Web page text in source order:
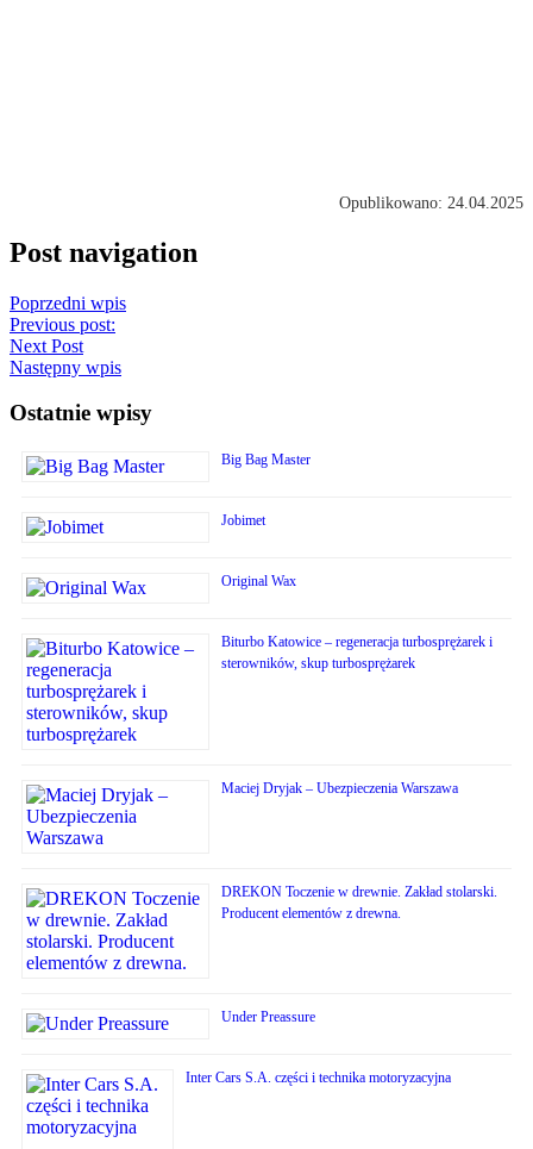
Opublikowano: 24.04.2025
Post navigation
Poprzedni wpis
Previous post:
Next Post
Następny wpis
Ostatnie wpisy
Big Bag Master
Jobimet
Original Wax
Biturbo Katowice – regeneracja turbosprężarek i
sterowników, skup turbosprężarek
Maciej Dryjak – Ubezpieczenia Warszawa
DREKON Toczenie w drewnie. Zakład stolarski.
Producent elementów z drewna.
Under Preassure
Inter Cars S.A. części i technika motoryzacyjna